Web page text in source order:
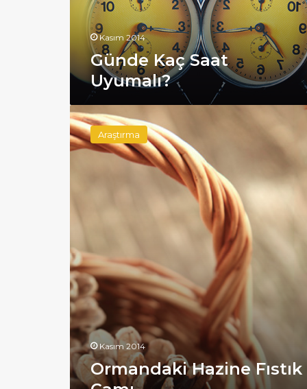
Kasım 2014
Günde Kaç Saat
Uyumalı?
Ormandaki
Hazine
Fıstık
Çamı
Araştırma
Kasım 2014
Ormandaki Hazine Fıstık